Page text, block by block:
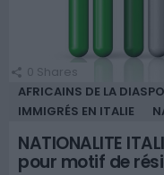
0 Shares
AFRICAINS DE LA
IMMIGRÉS EN ITALIE
NATIONALITE
pour motif de